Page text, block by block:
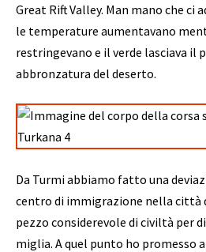
Great Rift Valley. Man mano che ci
le temperature aumentavano
restringevano e il verde lasciava il
abbronzatura del deserto.
Da Turmi abbiamo fatto una
centro di immigrazione nella città
pezzo considerevole di civiltà per
miglia. A quel punto ho promesso